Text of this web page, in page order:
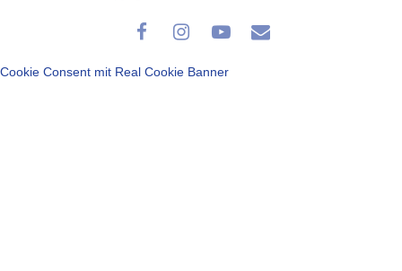
Cookie Consent mit Real Cookie Banner